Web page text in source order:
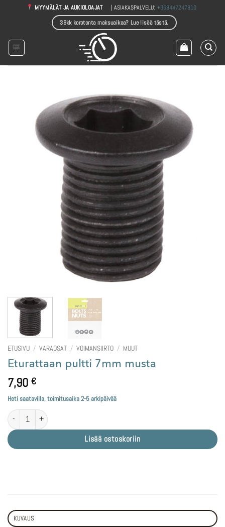
MYYMÄLÄT JA AUKIOLOAJAT | ASIAKASPALVELU:+358447247810
36kk korotonta maksuaikaa? Lue lisää tästä.
ETUSIVU / VARAOSAT / VOIMANSIIRTO / MUUT
Eturattaan pultti 7mm musta
7,90 €
Heti saatavilla, toimitusaika 2-5 arkipäivää
Eturattaan pultti 7mm musta määrä
Lisää ostoskoriin
KUVAUS